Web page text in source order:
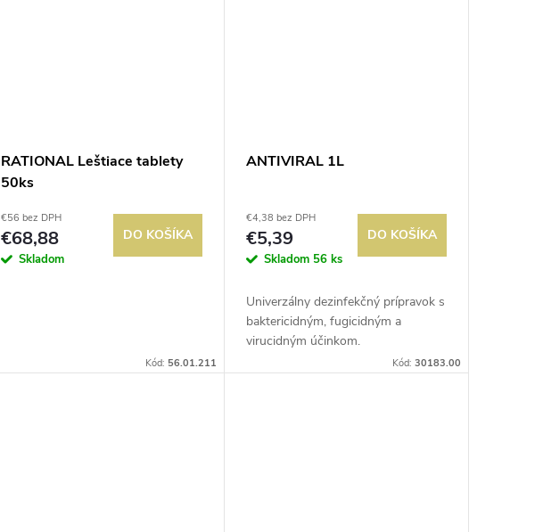
RATIONAL Leštiace tablety
50ks
€56 bez DPH
€68,88
Skladom
DO KOŠÍKA
Kód: 56.01.211
ANTIVIRAL 1L
€4,38 bez DPH
€5,39
Skladom 56 ks
DO KOŠÍKA
Univerzálny dezinfekčný prípravok s
baktericidným, fugicidným a
virucidným účinkom.
Kód: 30183.00